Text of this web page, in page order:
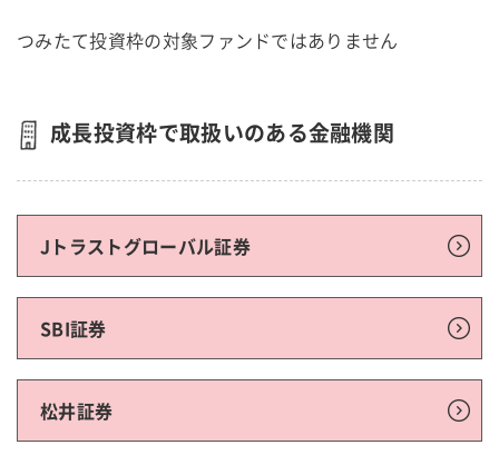
つみたて投資枠の対象ファンドではありません
成長投資枠で取扱いのある金融機関
Jトラストグローバル証券
SBI証券
松井証券